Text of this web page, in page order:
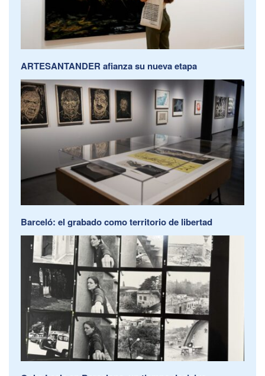
ARTESANTANDER afianza su nueva etapa
Barceló: el grabado como territorio de libertad